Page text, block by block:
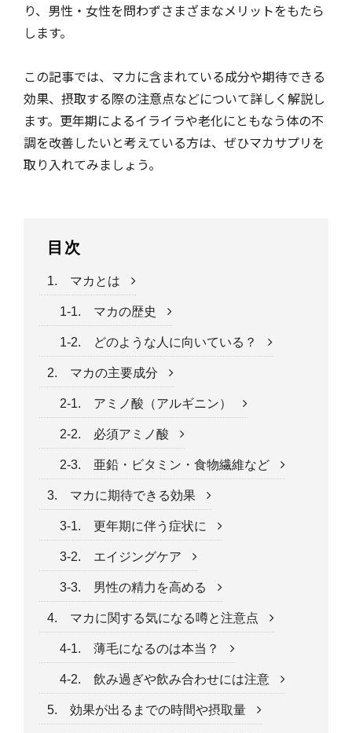
り、男性・女性を問わずさまざまなメリットをもたら
します。
この記事では、マカに含まれている成分や期待できる
効果、摂取する際の注意点などについて詳しく解説し
ます。更年期によるイライラや老化にともなう体の不
調を改善したいと考えている方は、ぜひマカサプリを
取り入れてみましょう。
目次
1. マカとは
1-1. マカの歴史
1-2. どのような人に向いている？
2. マカの主要成分
2-1. アミノ酸（アルギニン）
2-2. 必須アミノ酸
2-3. 亜鉛・ビタミン・食物繊維など
3. マカに期待できる効果
3-1. 更年期に伴う症状に
3-2. エイジングケア
3-3. 男性の精力を高める
4. マカに関する気になる噂と注意点
4-1. 薄毛になるのは本当？
4-2. 飲み過ぎや飲み合わせには注意
5. 効果が出るまでの時間や摂取量